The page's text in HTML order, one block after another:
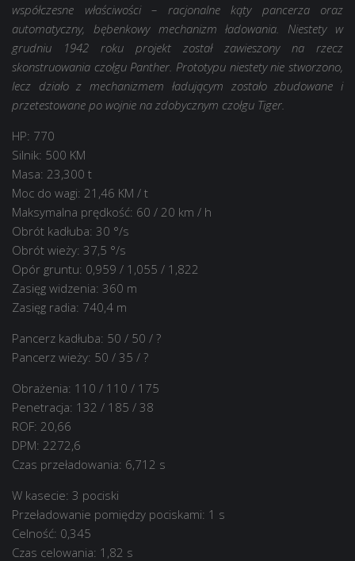
współczesne właściwości – racjonalne kąty pancerza oraz
automatyczny, bębenkowy mechanizm ładowania. Niestety w
grudniu 1942 roku projekt został zawieszony na rzecz
skonstruowania czołgu Panther. Prototypu niestety nie stworzono,
lecz działo z mechanizmem ładującym zostało zbudowane i
przetestowane po wojnie na zdobycznym czołgu Tiger.
HP: 770
Silnik: 500 KM
Masa: 23,300 t
Moc do wagi: 21,46 KM / t
Maksymalna prędkość: 60 / 20 km / h
Obrót kadłuba: 30 °/s
Obrót wieży: 37,5 °/s
Opór gruntu: 0,959 / 1,055 / 1,822
Zasięg widzenia: 360 m
Zasięg radia: 740,4 m
Pancerz kadłuba: 50 / 50 / ?
Pancerz wieży: 50 / 35 / ?
Obrażenia: 110 / 110 / 175
Penetracja: 132 / 185 / 38
ROF: 20,66
DPM: 2272,6
Czas przeładowania: 6,712 s
W kasecie: 3 pociski
Przeładowanie pomiędzy pociskami: 1 s
Celność: 0,345
Czas celowania: 1,82 s